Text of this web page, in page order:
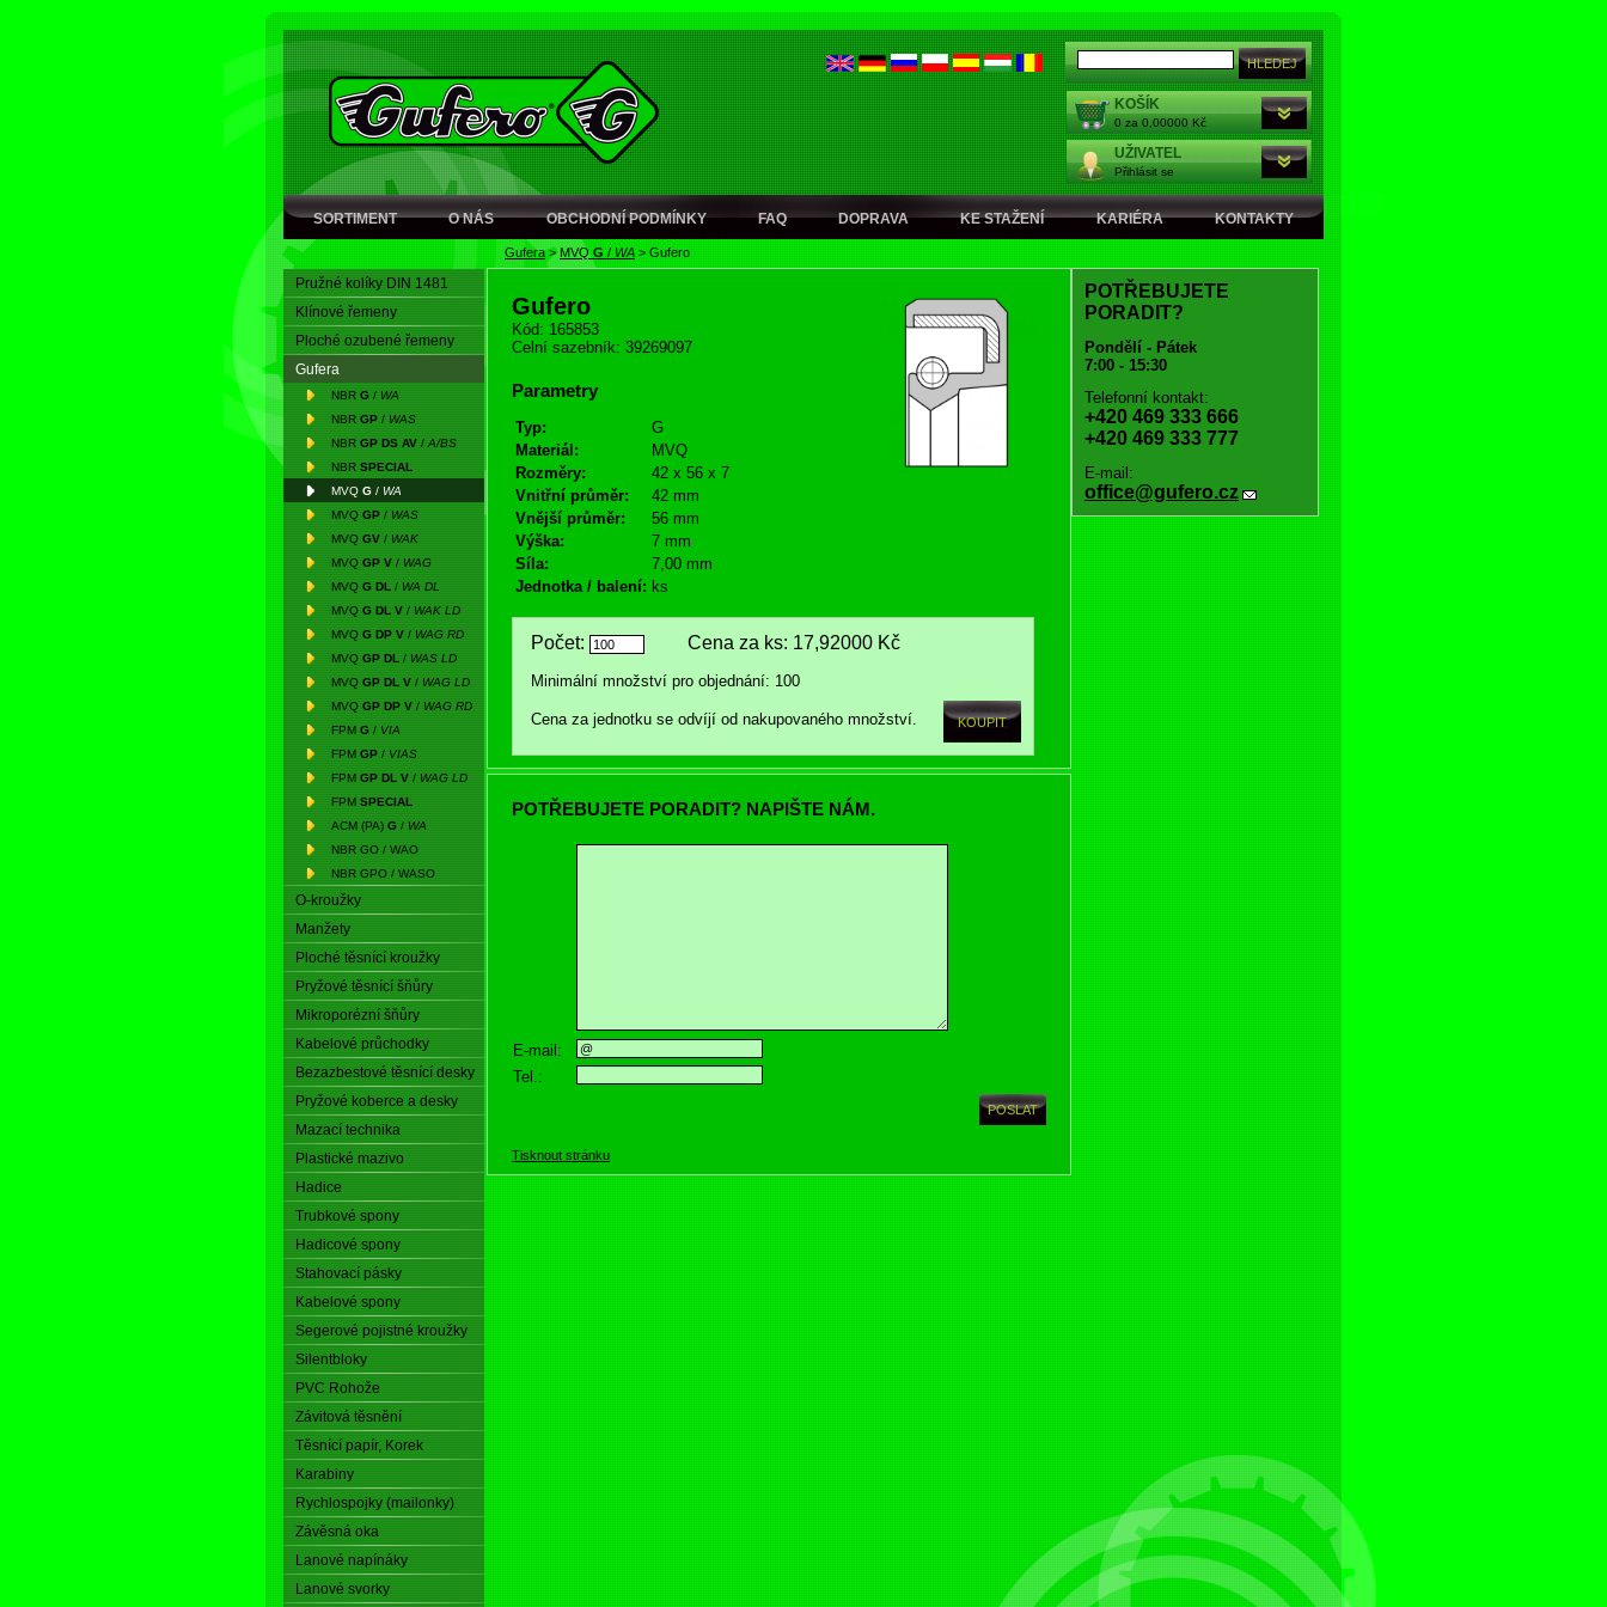
KOŠÍK
0 za 0,00000 Kč
UŽIVATEL
Přihlásit se
SORTIMENT O NÁS OBCHODNÍ PODMÍNKY FAQ DOPRAVA KE STAŽENÍ KARIÉRA KONTAKTY
Gufera> MVQG / WA > Gufero
Pružné kolíky DIN 1481
Klínové řemeny
Ploché ozubené řemeny
Gufera
NBR G / WA
NBR GP / WAS
NBR GP DS AV / A/BS
NBR SPECIAL
MVQ G / WA
MVQ GP / WAS
MVQ GV / WAK
MVQ GP V / WAG
MVQ G DL / WA DL
MVQ G DL V / WAK LD
MVQ G DP V / WAG RD
MVQ GP DL / WAS LD
MVQ GP DL V / WAG LD
MVQ GP DP V / WAG RD
FPM G / VIA
FPM GP / VIAS
FPM GP DL V / WAG LD
FPM SPECIAL
ACM (PA) G / WA
NBR GO / WAO
NBR GPO / WASO
O-kroužky
Manžety
Ploché těsnící kroužky
Pryžové těsnící šňůry
Mikroporézní šňůry
Kabelové průchodky
Bezazbestové těsnící desky
Pryžové koberce a desky
Mazací technika
Plastické mazivo
Hadice
Trubkové spony
Hadicové spony
Stahovací pásky
Kabelové spony
Segerové pojistné kroužky
Silentbloky
PVC Rohože
Závitová těsnění
Těsnící papír, Korek
Karabiny
Rychlospojky (mailonky)
Závěsná oka
Lanové napínáky
Lanové svorky
Gufero
Kód: 165853
Celní sazebník: 39269097
Parametry
Typ:
G
Materiál:
MVQ
Rozměry:
42 x 56 x 7
Vnitřní průměr:
42 mm
Vnější průměr:
56 mm
Výška:
7 mm
Síla:
7,00 mm
Jednotka / balení: ks
Počet: Cena za ks: 17,92000 Kč
Minimální množství pro objednání: 100
Cena za jednotku se odvíjí od nakupovaného množství.
POTŘEBUJETE PORADIT? NAPIŠTE NÁM.
E-mail:
Tel.:
Tisknout stránku
POTŘEBUJETE
PORADIT?
Pondělí - Pátek
7:00 - 15:30
Telefonní kontakt:
+420 469 333 666
+420 469 333 777
E-mail:
office@gufero.cz